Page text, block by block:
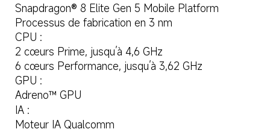
Snapdragon® 8 Elite Gen 5 Mobile Platform
Processus de fabrication en 3 nm
CPU :
2 cœurs Prime, jusqu’à 4,6 GHz
6 cœurs Performance, jusqu’à 3,62 GHz
GPU :
Adreno™ GPU
IA :
Moteur IA Qualcomm